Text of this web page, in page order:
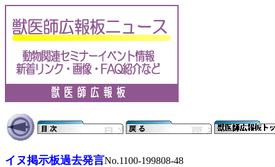
イヌ掲示板過去発言No.1100-199808-48